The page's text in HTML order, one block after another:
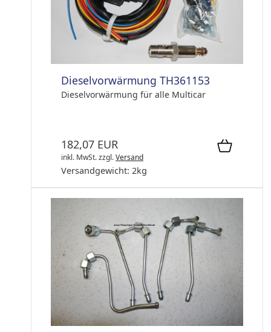
Dieselvorwärmung TH361153
Dieselvorwärmung für alle Multicar
182,07 EUR
inkl. MwSt.zzgl.Versand
Versandgewicht: 2kg